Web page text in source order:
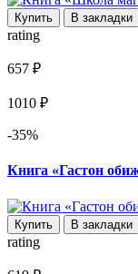
Купить В закладки
rating
657 ₽
1010 ₽
-35%
Книга «Гастон
Купить В закладки
rating